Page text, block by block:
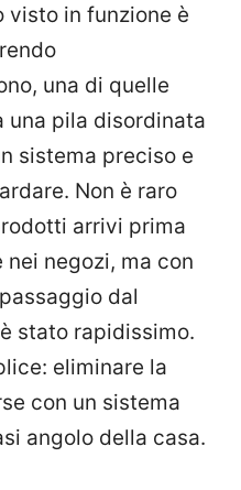
visto in funzione è
una di quelle
una pila disordinata
sistema preciso e
Non è raro
arrivi prima
negozi, ma con
dal
stato rapidissimo.
eliminare la
con un sistema
angolo della casa.